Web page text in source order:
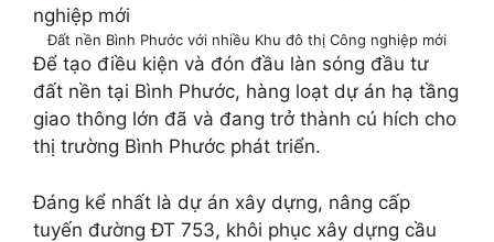
Đất nền Bình Phước với nhiều Khu đô thị Công nghiệp mới
Để tạo điều kiện và đón đầu làn sóng đầu tư
đất nền tại Bình Phước, hàng loạt dự án hạ tầng
giao thông lớn đã và đang trở thành cú hích cho
thị trường Bình Phước phát triển.
Đáng kể nhất là dự án xây dựng, nâng cấp
tuyến đường ÐT 753, khôi phục xây dựng cầu